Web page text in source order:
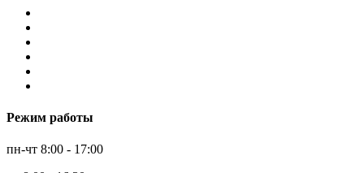
Режим работы
пн-чт 8:00 - 17:00